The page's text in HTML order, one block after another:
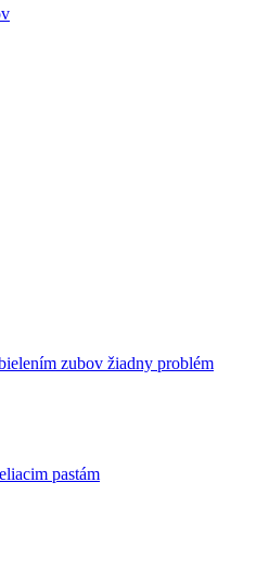
zubov žiadny problém
pastám